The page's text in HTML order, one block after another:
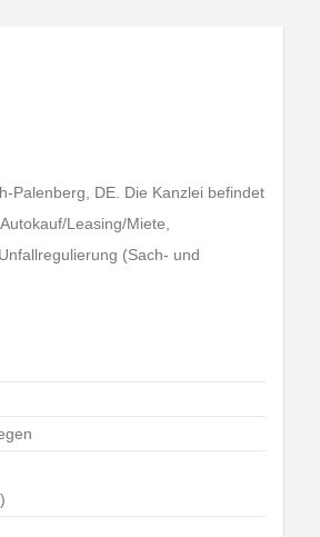
Palenberg, DE. Die Kanzlei befindet
Leasing/Miete,
(Sach- und